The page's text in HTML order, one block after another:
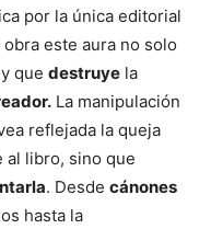
por la única editorial
este aura no solo
que destruye la
La manipulación
reflejada la queja
al libro, sino que
. Desde cánones
hasta la